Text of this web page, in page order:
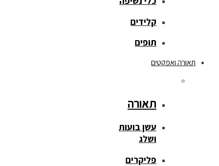
קלידים
תופים
תאורה ואפקטים
תאורה
עשן בועות
ושלג
פליקרים